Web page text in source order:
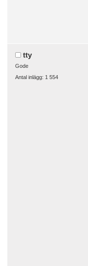
tty
Gode
Antal inlägg: 1 554